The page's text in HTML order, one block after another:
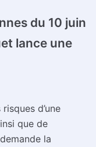
du 10 juin
lance une
d’une
que de
la